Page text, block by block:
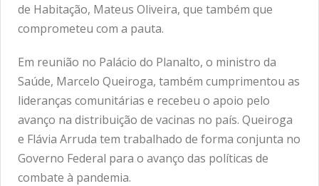
de Habitação, Mateus Oliveira, que também que
comprometeu com a pauta.
Em reunião no Palácio do Planalto, o ministro da
Saúde, Marcelo Queiroga, também cumprimentou as
lideranças comunitárias e recebeu o apoio pelo
avanço na distribuição de vacinas no país. Queiroga
e Flávia Arruda tem trabalhado de forma conjunta no
Governo Federal para o avanço das políticas de
combate à pandemia.